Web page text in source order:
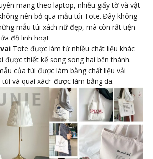
mang theo laptop, nhiều giấy tờ và vật
nên bỏ qua mẫu túi Tote. Đây không
mẫu túi xách nữ đẹp, mà còn rất tiện
đồ linh hoạt.
Tote được làm từ nhiều chất liệu khác
được thiết kế song song hai bên thành.
của túi được làm bằng chất liệu vải
và quai xách được làm bằng da.